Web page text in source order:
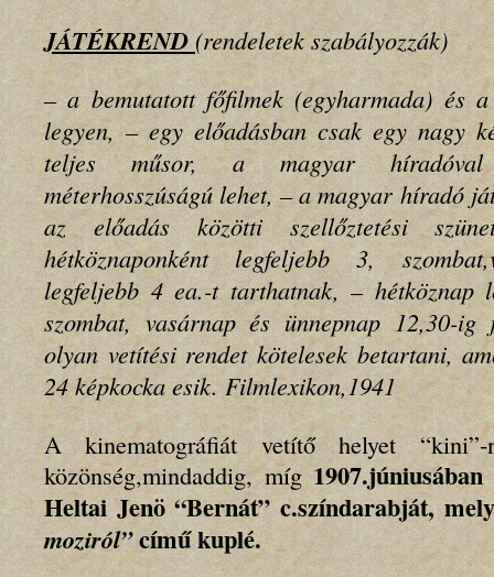
JÁTÉKREND(rendeletek szabályozzák)
– a bemutatott főfilmek (egyharmada) és
legyen, – egy előadásban csak egy nagy
teljes műsor, a magyar híradóval
méterhosszúságú lehet, – a magyar híradó
az előadás közötti szellőztetési
hétköznaponként legfeljebb 3,
legfeljebb 4 ea.-t tarthatnak, – hétköznap
szombat, vasárnap és ünnepnap 12,30-
olyan vetítési rendet kötelesek betartani,
24 képkocka esik.Filmlexikon,1941
A kinematográfiát vetítő helyet
közönség,mindaddig, míg
Heltai Jenö “Bernát” c.színdarabját,
moziról”című kuplé.